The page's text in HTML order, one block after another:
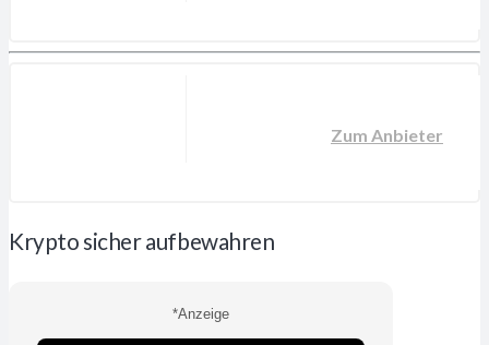
Zum Anbieter
Krypto sicher aufbewahren
*Anzeige